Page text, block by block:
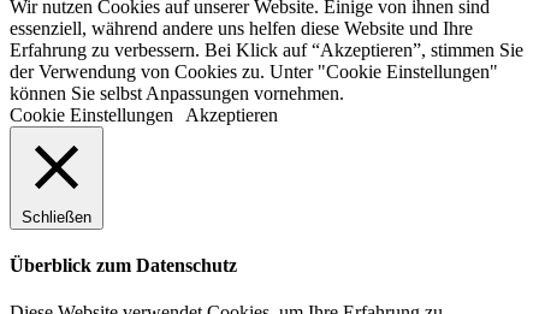
Wir nutzen Cookies auf unserer Website. Einige von ihnen sind
essenziell, während andere uns helfen diese Website und Ihre
Erfahrung zu verbessern. Bei Klick auf “Akzeptieren”, stimmen Sie
der Verwendung von Cookies zu. Unter "Cookie Einstellungen"
können Sie selbst Anpassungen vornehmen.
Cookie Einstellungen
Akzeptieren
Schließen
Überblick zum Datenschutz